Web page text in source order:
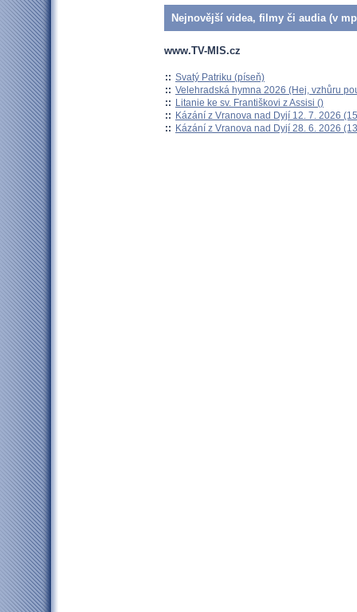
Nejnovější videa, filmy či audia (v
www.TV-MIS.cz
:: Svatý Patriku (píseň)
:: Velehradská hymna 2026 (Hej, vzhůru
:: Litanie ke sv. Františkovi z Assisi ()
:: Kázání z Vranova nad Dyjí 12. 7. 2026
:: Kázání z Vranova nad Dyjí 28. 6. 2026